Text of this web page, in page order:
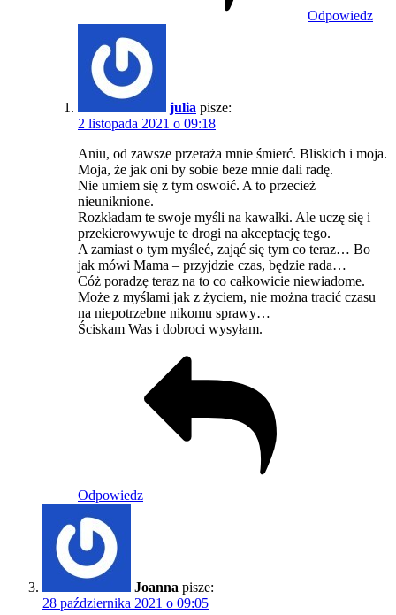
Odpowiedz
julia pisze:
2 listopada 2021 o 09:18
Aniu, od zawsze przeraża mnie śmierć. Bliskich i moja.
Moja, że jak oni by sobie beze mnie dali radę.
Nie umiem się z tym oswoić. A to przecież
nieuniknione.
Rozkładam te swoje myśli na kawałki. Ale uczę się i
przekierowywuje te drogi na akceptację tego.
A zamiast o tym myśleć, zająć się tym co teraz… Bo
jak mówi Mama – przyjdzie czas, będzie rada…
Cóż poradzę teraz na to co całkowicie niewiadome.
Może z myślami jak z życiem, nie można tracić czasu
na niepotrzebne nikomu sprawy…
Ściskam Was i dobroci wysyłam.
Odpowiedz
Joanna pisze:
28 października 2021 o 09:05